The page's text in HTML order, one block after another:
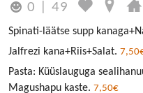
0 |49
Spinati-läätse supp
Jalfrezi kana+Riis+Salat.
Pasta: Küüslauguga
Magushapu kaste. 7,50€